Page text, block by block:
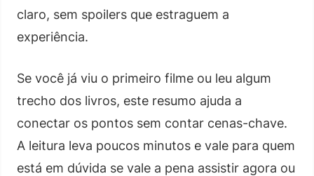
claro, sem spoilers que estraguem a
experiência.
Se você já viu o primeiro filme ou leu algum
trecho dos livros, este resumo ajuda a
conectar os pontos sem contar cenas-chave.
A leitura leva poucos minutos e vale para quem
está em dúvida se vale a pena assistir agora ou